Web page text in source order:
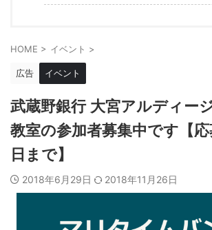
HOME > イベント >
広告 イベント
武蔵野銀行 大宮アルディー
教室の参加者募集中です【
日まで】
2018年6月29日 2018年11月26日